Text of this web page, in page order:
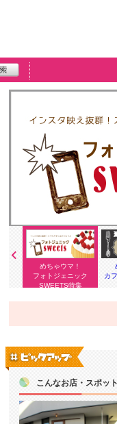
めちゃウマ！
フォトジェニック
SWEETS特集
カ
こんなお店・スポッ